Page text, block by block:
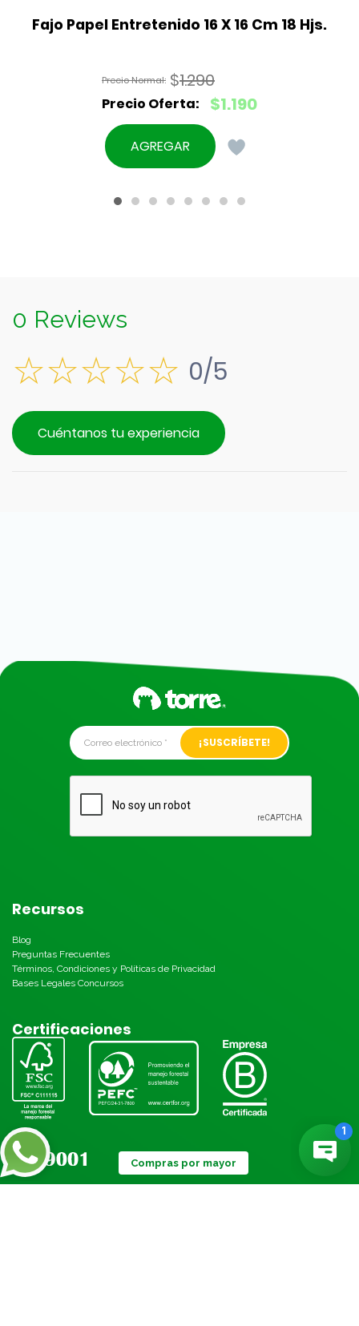
Fajo Papel Entretenido 16 X 16 Cm 18 Hjs.
$1.290
El
precio
original
$1.190
El
precio
actual
$1.190.
AGREGAR
0 Reviews
0/5
Cuéntanos tu experiencia
Alternative:
Recursos
Blog
Preguntas Frecuentes
Términos, Condiciones y Políticas de Privacidad
Bases Legales Concursos
Certificaciones
Compras por mayor